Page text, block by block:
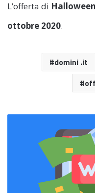
L’offerta di Halloween
ottobre 2020.
domini .it